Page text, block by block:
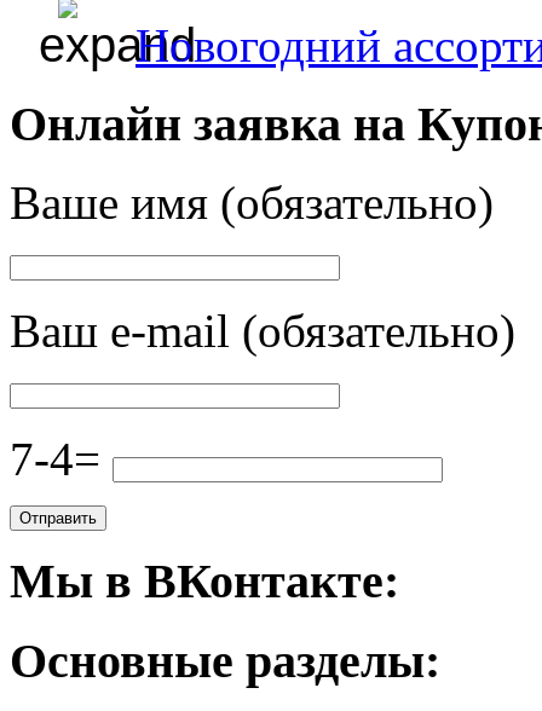
Новогодний
Онлайн заявка на
Ваше имя (обязательно)
Ваш e-mail (обязательно)
7-4=
Мы в ВКонтакте:
Основные разделы: